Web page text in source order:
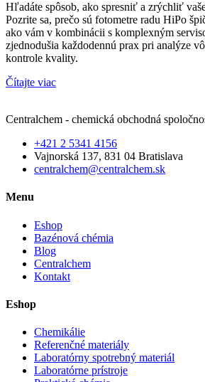
Hľadáte spôsob, ako spresniť a zrýchliť
Pozrite sa, prečo sú fotometre radu HiPo
ako vám v kombinácii s komplexným
zjednodušia každodennú prax pri analýze
kontrole kvality.
Čítajte viac
Centralchem - chemická obchodná
+421 2 5341 4156
Vajnorská 137, 831 04 Bratislava
centralchem@centralchem.sk
Menu
Eshop
Bazénová chémia
Blog
Centralchem
Kontakt
Eshop
Chemikálie
Referenčné materiály
Laboratórny spotrebný materiál
Laboratórne prístroje